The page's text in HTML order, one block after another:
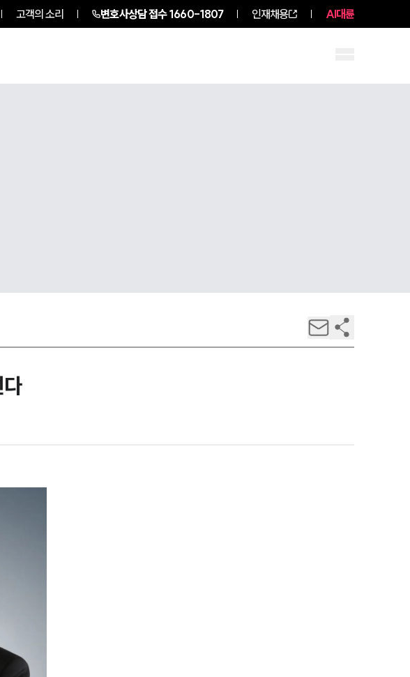
고객의 소리 변호사상담 접수1660-1807 인재채용 AI대륜